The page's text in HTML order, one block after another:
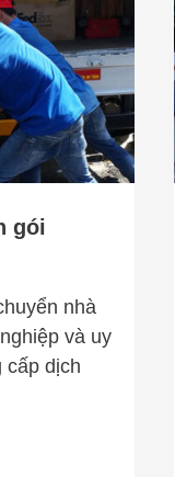
gói
nhà
và uy
cấp dịch